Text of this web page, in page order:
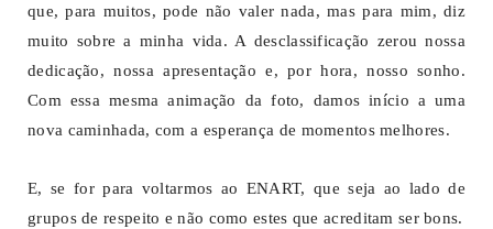
que, para muitos, pode não valer nada, mas para mim, diz
muito sobre a minha vida. A desclassificação zerou nossa
dedicação, nossa apresentação e, por hora, nosso sonho.
Com essa mesma animação da foto, damos início a uma
nova caminhada, com a esperança de momentos melhores.
E, se for para voltarmos ao ENART, que seja ao lado de
grupos de respeito e não como estes que acreditam ser bons.